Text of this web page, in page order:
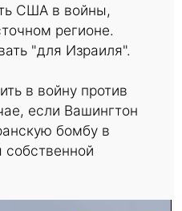
США в войны,
регионе.
"для Израиля".
в войну против
если Вашингтон
бомбу в
собственной